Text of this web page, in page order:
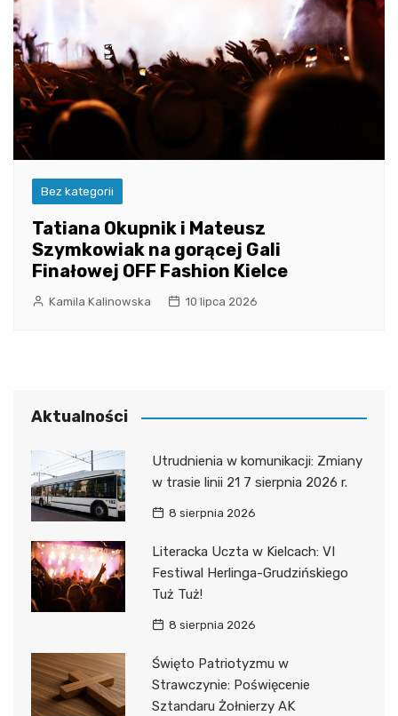
Bez kategorii
Tatiana Okupnik i Mateusz
Szymkowiak na gorącej Gali
Finałowej OFF Fashion Kielce
Kamila Kalinowska 10 lipca 2026
Aktualności
Utrudnienia w komunikacji: Zmiany
w trasie linii 21 7 sierpnia 2026 r.
8 sierpnia 2026
Literacka Uczta w Kielcach: VI
Festiwal Herlinga-Grudzińskiego
Tuż Tuż!
8 sierpnia 2026
Święto Patriotyzmu w
Strawczynie: Poświęcenie
Sztandaru Żołnierzy AK